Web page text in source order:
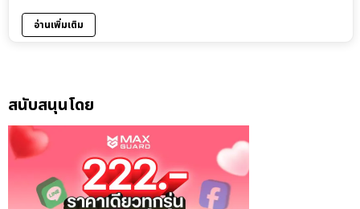
อ่านเพิ่มเติม
สนับสนุนโดย